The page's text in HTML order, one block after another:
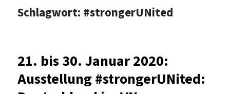
Schlagwort: #strongerUNited
21. bis 30. Januar 2020:
Ausstellung #strongerUNited: